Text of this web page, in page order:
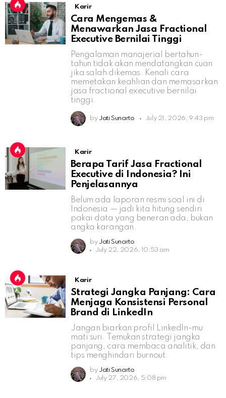
Karir
Cara Mengemas &
Menawarkan Jasa Fractional
Executive Bernilai Tinggi
Pengalaman manajerial bertahun-
tahun tidak akan mendatangkan cuan
jika salah dikemas. Kenali cara
memetakan keahlian dan memasarkan
jasa fractional executive bernilai
tinggi.
by Jati Sunarto July 21, 2026, 9:43 pm
Karir
Berapa Tarif Jasa Fractional
Executive di Indonesia? Ini
Penjelasannya
Belum ada laporan resmi soal ini di
Indonesia — jadi kita hitung sendiri
pakai data yang beneran ada, bukan
angka karangan.
by Jati Sunarto
July 22, 2026, 10:53 am
Karir
Strategi Jangka Panjang: Cara
Menjaga Konsistensi Personal
Brand di LinkedIn
Jangan biarkan profil LinkedIn-mu
mati suri. Temukan strategi jangka
panjang, cara membaca analitik, dan
tips menghindari burnout.
by Jati Sunarto
July 27, 2026, 5:08 pm